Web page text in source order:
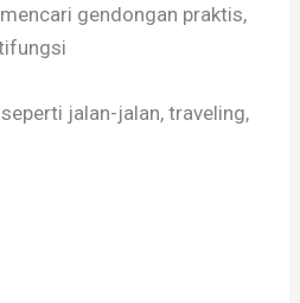
gendongan praktis,
jalan-jalan, traveling,